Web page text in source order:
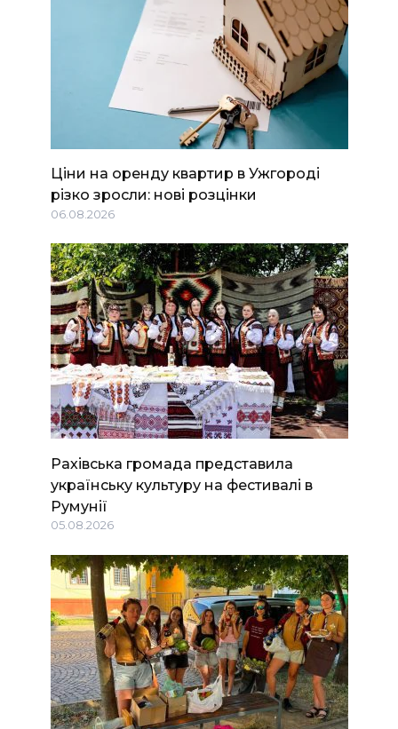
Ціни на оренду квартир в Ужгороді
різко зросли: нові розцінки
06.08.2026
Рахівська громада представила
українську культуру на фестивалі в
Румунії
05.08.2026